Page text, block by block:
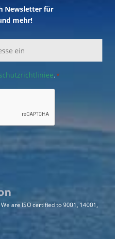
Newsletter für
mehr!
.*
are ISO certified to 9001, 14001,